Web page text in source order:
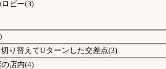
ビー(3)
り替えてUターンした交差点(3)
店内(4)